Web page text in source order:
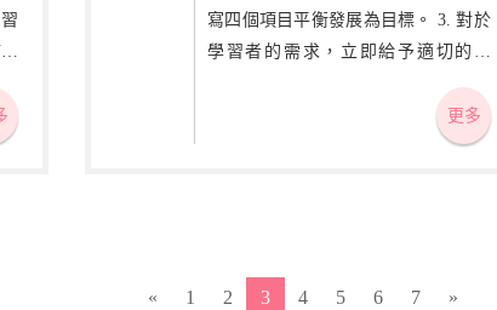
寫四個項目平衡發展為目標。 3. 對於
學習者的需求，立即給予適切的指
更多
« 1 2 3 4 5 6 7 »